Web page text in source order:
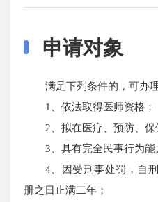
申请对象
满足下列条件的，可办
1、依法取得医师资格；
2、拟在医疗、预防、保
3、具有完全民事行为能
4、因受刑事处罚，自
册之日止满二年；